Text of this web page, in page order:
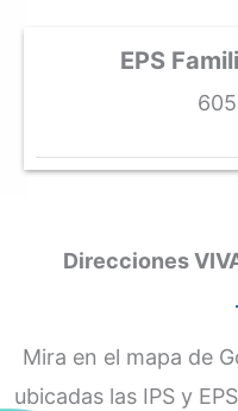
EPS
Direcciones
Mira en el mapa de
ubicadas las IPS y